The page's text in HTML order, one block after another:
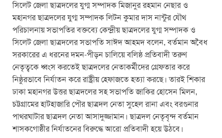
সিলেট জেলা ছাত্রদলের যুগ্ম সম্পাদক মিজানুর রহমান নেছার ও
মহানগর ছাত্রদলের যুগ্ম সম্পাদক লিটন কুমার দাস নান্টুর যৌথ
পরিচালনায় সভাপতির বক্তব্যে কেন্দ্রীয় ছাত্রদলের যুগ্ম সম্পাদক ও
সিলেট জেলা ছাত্রদলের সভাপতি সাঈদ আহমদ বলেন, বর্তমান অবৈধ
সরকারের এ ধরনের দমন-পীড়ন চালিয়ে বলিষ্ঠ প্রতিবাদী তরুণ
নেতৃত্বকে ধ্বংস করতেই ছাত্রদলের নেতাকর্মীদের গ্রেফতার করে
নিষ্ঠুরভাবে নির্যাতন করে রাষ্ট্রীয় হেফাজতে হত্যা করছে। তারই শিকার
ঢাকা মহানগর উত্তর ছাত্রদলের সহ সভাপতি জাকির হোসেন মিলন,
চট্টগ্রামের হাটহাজারি পৌর ছাত্রদল নেতা সুহেল রানা এবং বরগুনার
পাথরঘাটার ছাত্রদল নেতা আসাদুজ্জামান। ছাত্রদল নেতৃবৃন্দ বর্তমান
শাসকগোষ্ঠীর নির্যাতনের বিরুদ্ধে আরো প্রতিবাদী হয়ে উঠবে।